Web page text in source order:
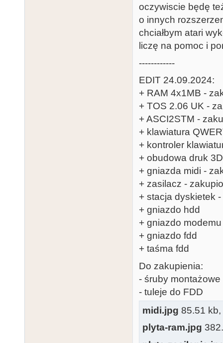
oczywiscie będę
o innych
chciałbym atari
liczę na pomoc i
------------
EDIT 24.09.2024:
+ RAM 4x1MB -
+ TOS 2.06 UK -
+ ASCI2STM -
+ klawiatura
+ kontroler
+ obudowa druk
+ gniazda midi -
+ zasilacz -
+ stacja dyskietek
+ gniazdo hdd
+ gniazdo modemu
+ gniazdo fdd
+ taśma fdd
Do zakupienia:
- śruby montażowe
- tuleje do FDD
midi.jpg 85.51
plyta-ram.jpg